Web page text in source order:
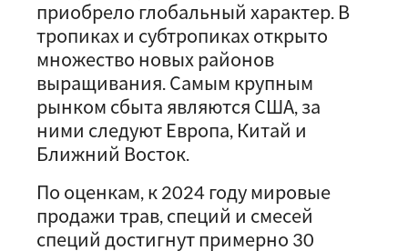
приобрело глобальный характер. В
тропиках и субтропиках открыто
множество новых районов
выращивания. Самым крупным
рынком сбыта являются США, за
ними следуют Европа, Китай и
Ближний Восток.
По оценкам, к 2024 году мировые
продажи трав, специй и смесей
специй достигнут примерно 30